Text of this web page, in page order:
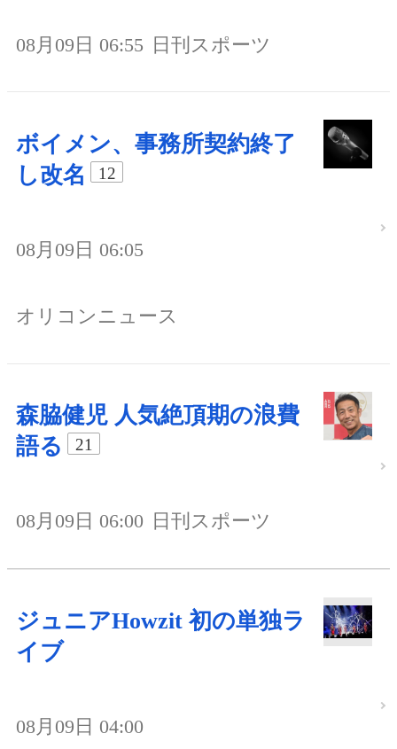
08月09日 06:55 日刊スポーツ
ボイメン、事務所契約終了
し改名
12
08月09日 06:05
オリコンニュース
森脇健児 人気絶頂期の浪費
語る
21
08月09日 06:00 日刊スポーツ
ジュニアHowzit 初の単独ラ
イブ
08月09日 04:00